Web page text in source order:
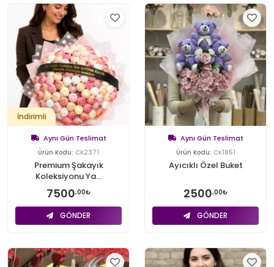
İndirimli
Aynı Gün Teslimat
Ürün Kodu: CK2371
Premium Şakayık
Koleksiyonu Ya...
7500,00₺
GÖNDER
Aynı Gün Teslimat
Ürün Kodu: CK1851
Ayıcıklı Özel Buket
2500,00₺
GÖNDER